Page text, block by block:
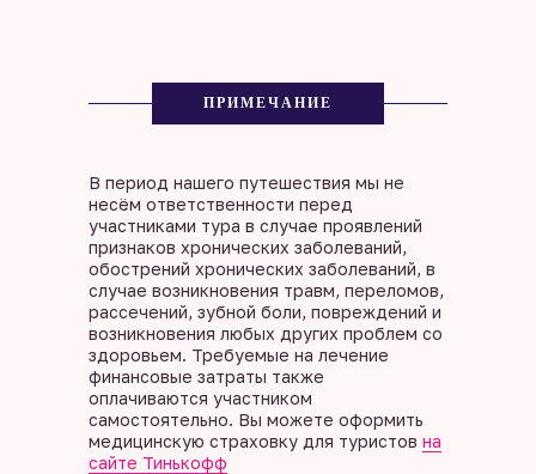
ПРИМЕЧАНИЕ
В период нашего путешествия мы не
несём ответственности перед
участниками тура в случае проявлений
признаков хронических заболеваний,
обострений хронических заболеваний, в
случае возникновения травм, переломов,
рассечений, зубной боли, повреждений и
возникновения любых других проблем со
здоровьем. Требуемые на лечение
финансовые затраты также
оплачиваются участником
самостоятельно. Вы можете оформить
медицинскую страховку для туристов на
сайте Тинькофф